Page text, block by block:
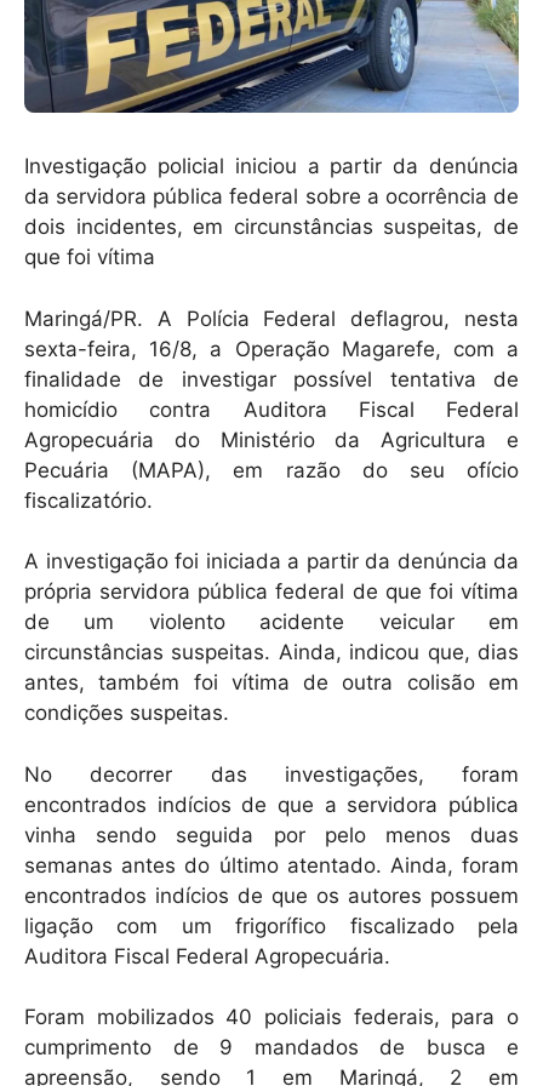
Investigação policial iniciou a partir da denúncia
da servidora pública federal sobre a ocorrência de
dois incidentes, em circunstâncias suspeitas, de
que foi vítima
Maringá/PR. A Polícia Federal deflagrou, nesta
sexta-feira, 16/8, a Operação Magarefe, com a
finalidade de investigar possível tentativa de
homicídio contra Auditora Fiscal Federal
Agropecuária do Ministério da Agricultura e
Pecuária (MAPA), em razão do seu ofício
fiscalizatório.
A investigação foi iniciada a partir da denúncia da
própria servidora pública federal de que foi vítima
de um violento acidente veicular em
circunstâncias suspeitas. Ainda, indicou que, dias
antes, também foi vítima de outra colisão em
condições suspeitas.
No decorrer das investigações, foram
encontrados indícios de que a servidora pública
vinha sendo seguida por pelo menos duas
semanas antes do último atentado. Ainda, foram
encontrados indícios de que os autores possuem
ligação com um frigorífico fiscalizado pela
Auditora Fiscal Federal Agropecuária.
Foram mobilizados 40 policiais federais, para o
cumprimento de 9 mandados de busca e
apreensão, sendo 1 em Maringá, 2 em